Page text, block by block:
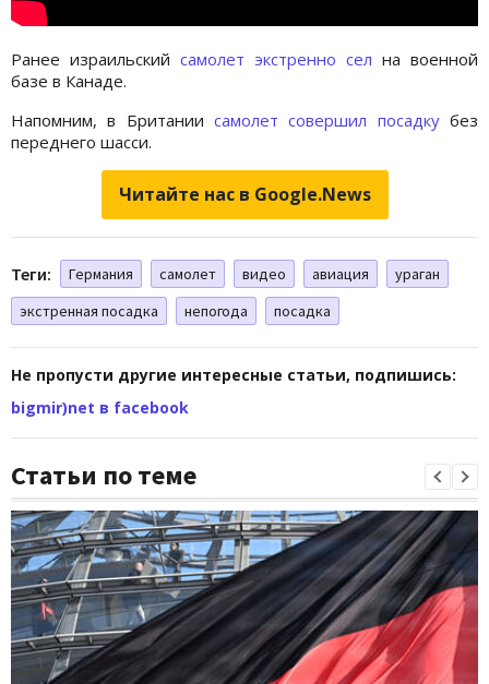
Ранее израильский самолет экстренно сел на военной
базе в Канаде.
Напомним, в Британии самолет совершил посадкубез
переднего шасси.
Читайте нас в Google.News
Теги: Германия самолет видео авиация
ураган
экстренная посадка
непогода посадка
Не пропусти другие интересные статьи, подпишись:
bigmir)net в facebook
Статьи по теме